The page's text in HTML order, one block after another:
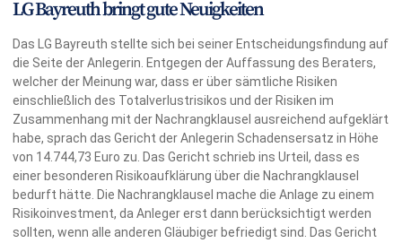
LG Bayreuth bringt gute Neuigkeiten
Das LG Bayreuth stellte sich bei seiner Entscheidungsfindung auf
die Seite der Anlegerin. Entgegen der Auffassung des Beraters,
welcher der Meinung war, dass er über sämtliche Risiken
einschließlich des Totalverlustrisikos und der Risiken im
Zusammenhang mit der Nachrangklausel ausreichend aufgeklärt
habe, sprach das Gericht der Anlegerin Schadensersatz in Höhe
von 14.744,73 Euro zu. Das Gericht schrieb ins Urteil, dass es
einer besonderen Risikoaufklärung über die Nachrangklausel
bedurft hätte. Die Nachrangklausel mache die Anlage zu einem
Risikoinvestment, da Anleger erst dann berücksichtigt werden
sollten, wenn alle anderen Gläubiger befriedigt sind. Das Gericht